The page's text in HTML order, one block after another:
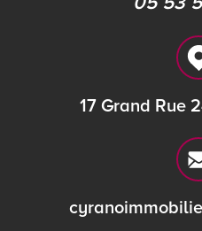
17 Grand Rue